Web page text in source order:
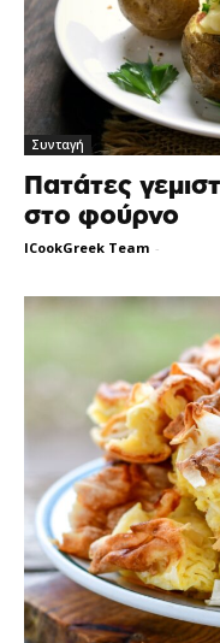
Συνταγή
Πατάτες
στο φούρνο
ICookGreek Team -